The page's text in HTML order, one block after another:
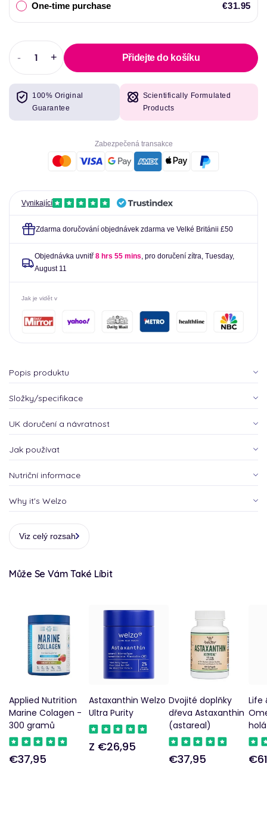
One-time purchase €31.95
Snižovat
množství
pro
Osavi
Marine
-
Zvýšit
množství
Osavi
Marine
-
+ Přidejte do košíku
100% Original
Guarantee
Scientifically Formulated
Products
Zabezpečená transakce
Vynikající
Zdarma doručování objednávek zdarma ve Velké Británii £50
Objednávka uvnitř 8 hrs 55 mins, pro doručení zítra, Tuesday,
August 11
Jak je vidět v
Popis produktu
Složky/specifikace
UK doručení a návratnost
Jak používat
Nutriční informace
Why it's Welzo
Viz celý rozsah
Může Se Vám Také Líbit
Applied Nutrition
Marine Colagen -
300 gramů
Pravidelná
€37,95
Astaxanthin Welzo
Ultra Purity
Pravidelná
Z €26,95
Dvojité doplňky
dřeva Astaxanthin
(astareal)
Pravidelná
€37,95
Life